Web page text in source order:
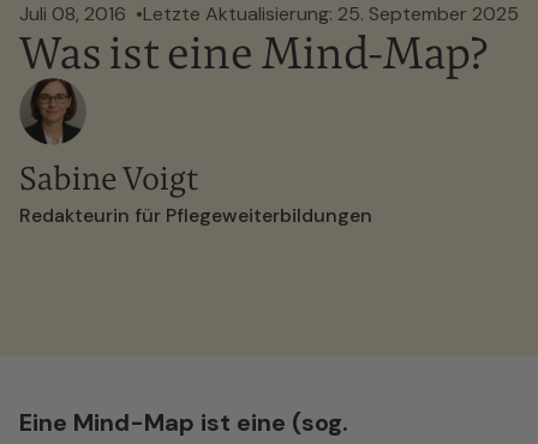
Juli 08, 2016 Letzte Aktualisierung: 25. September 2025
Was ist eine Mind-Map?
Sabine Voigt
Redakteurin für Pflegeweiterbildungen
Eine Mind-Map ist eine (sog.